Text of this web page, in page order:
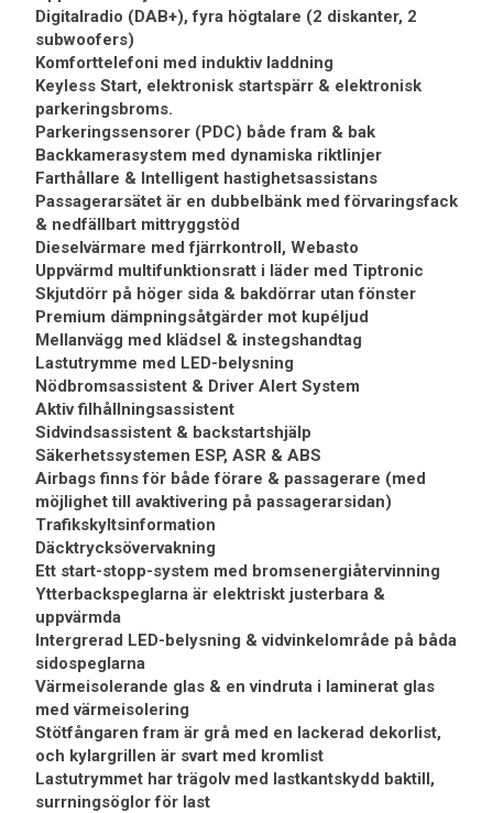
Digitalradio (DAB+), fyra högtalare (2 diskanter, 2
subwoofers)
Komforttelefoni med induktiv laddning
Keyless Start, elektronisk startspärr & elektronisk
parkeringsbroms.
Parkeringssensorer (PDC) både fram & bak
Backkamerasystem med dynamiska riktlinjer
Farthållare & Intelligent hastighetsassistans
Passagerarsätet är en dubbelbänk med förvaringsfack
& nedfällbart mittryggstöd
Dieselvärmare med fjärrkontroll, Webasto
Uppvärmd multifunktionsratt i läder med Tiptronic
Skjutdörr på höger sida & bakdörrar utan fönster
Premium dämpningsåtgärder mot kupéljud
Mellanvägg med klädsel & instegshandtag
Lastutrymme med LED-belysning
Nödbromsassistent & Driver Alert System
Aktiv filhållningsassistent
Sidvindsassistent & backstartshjälp
Säkerhetssystemen ESP, ASR & ABS
Airbags finns för både förare & passagerare (med
möjlighet till avaktivering på passagerarsidan)
Trafikskyltsinformation
Däcktrycksövervakning
Ett start-stopp-system med bromsenergiåtervinning
Ytterbackspeglarna är elektriskt justerbara &
uppvärmda
Intergrerad LED-belysning & vidvinkelområde på båda
sidospeglarna
Värmeisolerande glas & en vindruta i laminerat glas
med värmeisolering
Stötfångaren fram är grå med en lackerad dekorlist,
och kylargrillen är svart med kromlist
Lastutrymmet har trägolv med lastkantskydd baktill,
surrningsöglor för last